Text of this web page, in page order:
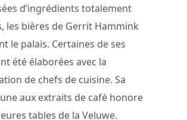
d’ingrédients totalement
les bières de Gerrit Hammink
le palais. Certaines de ses
été élaborées avec la
de chefs de cuisine. Sa
aux extraits de café honore
tables de la Veluwe.